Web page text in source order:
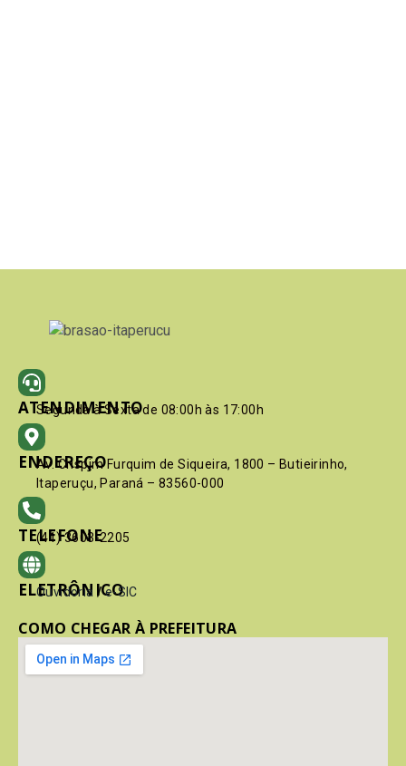
ATENDIMENTO
Segunda à Sexta de 08:00h às 17:00h
ENDEREÇO
Av. Crispim Furquim de Siqueira, 1800 – Butieirinho,
Itaperuçu, Paraná – 83560-000
TELEFONE
(41) 3603-2205
ELETRÔNICO
Ouvidoria / e-SIC
COMO CHEGAR À PREFEITURA